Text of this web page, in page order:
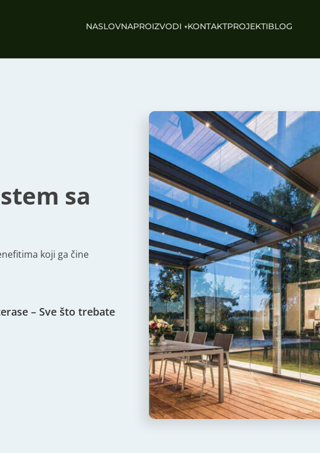
NASLOVNAPROIZVODI KONTAKTPROJEKTIBLOG
sa
koji ga čine
– Sve što trebate